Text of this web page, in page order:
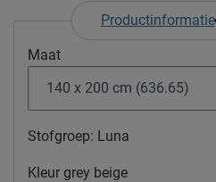
Productinformatie
Maat
Stofgroep: Luna
Kleur grey beige